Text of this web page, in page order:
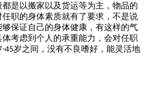
都是以搬家以及货运等为主，物品的
职的身体素质就有了要求，不是说
保证自己的身体健康，有这样的气
考虑到个人的承重能力，会对任职
-45岁之间，没有不良嗜好，能灵活地